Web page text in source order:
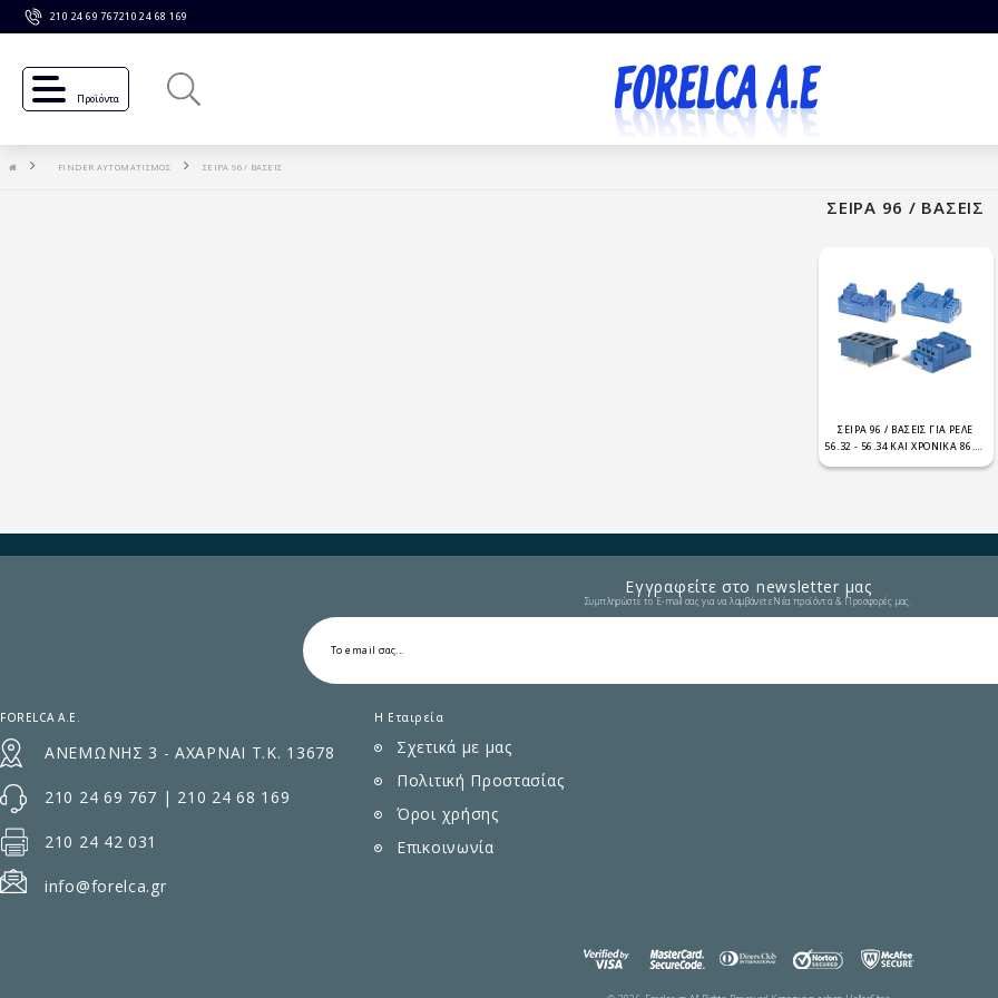
210 24 69 767210 24 68 169
Προϊόντα
FINDER ΑΥΤΟΜΑΤΙΣΜΟΣ ΣΕΙΡΑ 96 / ΒΑΣΕΙΣ
ΣΕΙΡΑ 96 / ΒΑΣΕΙΣ ΓΙΑ ΡΕΛΕ
56.32 - 56.34 ΚΑΙ ΧΡΟΝΙΚΑ 86.00
ΣΕΙΡΑ 96 / ΒΑΣΕΙΣ
Εγγραφείτε στο newsletter μας
Συμπληρώστε το E-mail σας για να λαμβάνετε Νέα προϊόντα & Προσφορές μας.
FORELCA A.E.
ΑΝΕΜΩΝΗΣ 3 - ΑΧΑΡΝΑΙ Τ.Κ. 13678
210 24 69 767 | 210 24 68 169
210 24 42 031
info@forelca.gr
Η Εταιρεία
Σχετικά με μας
Πολιτική Προστασίας
Όροι χρήσης
Επικοινωνία